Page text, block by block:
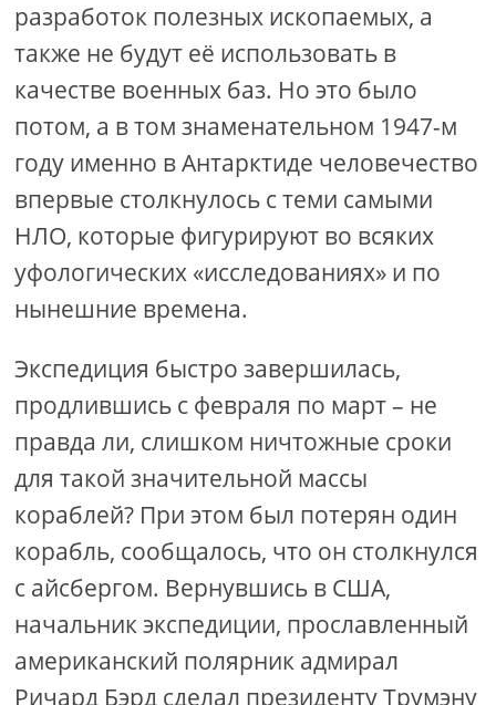
разработок полезных ископаемых, а
также не будут её использовать в
качестве военных баз. Но это было
потом, а в том знаменательном 1947-м
году именно в Антарктиде человечество
впервые столкнулось с теми самыми
НЛО, которые фигурируют во всяких
уфологических «исследованиях» и по
нынешние времена.
Экспедиция быстро завершилась,
продлившись с февраля по март – не
правда ли, слишком ничтожные сроки
для такой значительной массы
кораблей? При этом был потерян один
корабль, сообщалось, что он столкнулся
с айсбергом. Вернувшись в США,
начальник экспедиции, прославленный
американский полярник адмирал
Ричард Бэрд сделал президенту Трумэну